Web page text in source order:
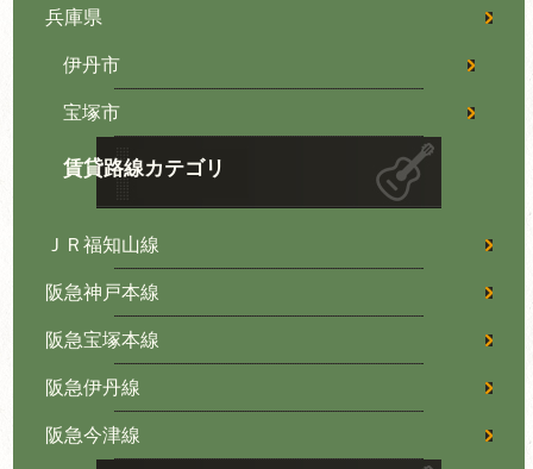
兵庫県
伊丹市
宝塚市
賃貸路線カテゴリ
ＪＲ福知山線
阪急神戸本線
阪急宝塚本線
阪急伊丹線
阪急今津線